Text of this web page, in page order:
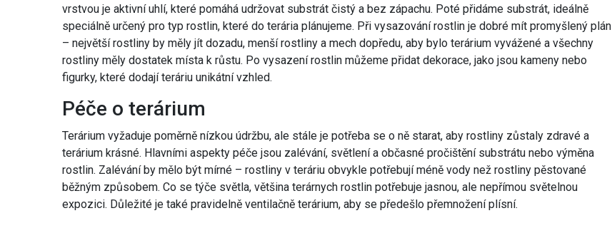
vrstvou je aktivní uhlí, které pomáhá udržovat substrát čistý a bez zápachu. Poté přidáme substrát, ideálně
speciálně určený pro typ rostlin, které do terária plánujeme. Při vysazování rostlin je dobré mít promyšlený plán
– největší rostliny by měly jít dozadu, menší rostliny a mech dopředu, aby bylo terárium vyvážené a všechny
rostliny měly dostatek místa k růstu. Po vysazení rostlin můžeme přidat dekorace, jako jsou kameny nebo
figurky, které dodají teráriu unikátní vzhled.
Péče o terárium
Terárium vyžaduje poměrně nízkou údržbu, ale stále je potřeba se o ně starat, aby rostliny zůstaly zdravé a
terárium krásné. Hlavními aspekty péče jsou zalévání, světlení a občasné pročištění substrátu nebo výměna
rostlin. Zalévání by mělo být mírné – rostliny v teráriu obvykle potřebují méně vody než rostliny pěstované
běžným způsobem. Co se týče světla, většina terárnych rostlin potřebuje jasnou, ale nepřímou světelnou
expozici. Důležité je také pravidelně ventilačně terárium, aby se předešlo přemnožení plísní.